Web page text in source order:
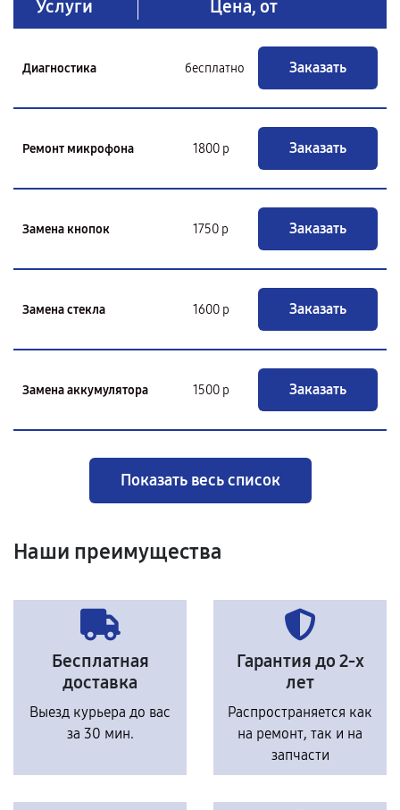
Услуги Цена, от
Диагностика бесплатно Заказать
Ремонт микрофона 1800 р Заказать
Замена кнопок 1750 р Заказать
Замена стекла 1600 р Заказать
Замена аккумулятора 1500 р Заказать
Показать весь список
Наши преимущества
Бесплатная
доставка
Выезд курьера до вас
за 30 мин.
Гарантия до 2-х
лет
Распространяется как
на ремонт, так и на
запчасти